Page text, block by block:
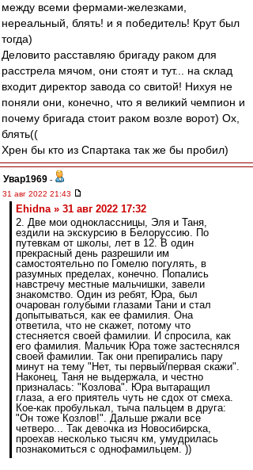
между всеми фермами-железками,
нереальный, блять! и я победитель! Крут был
тогда)
Деловито расставляю бригаду раком для
расстрела мячом, они стоят и тут... на склад
входит директор завода со свитой! Нихуя не
поняли они, конечно, что я великий чемпион и
почему бригада стоит раком возле ворот) Ох,
блять((
Хрен бы кто из Спартака так же бы пробил)
Увар1969 -
31 авг 2022 21:43
Ehidna » 31 авг 2022 17:32
2. Две мои одноклассницы, Эля и Таня,
ездили на экскурсию в Белоруссию. По
путевкам от школы, лет в 12. В один
прекрасный день разрешили им
самостоятельно по Гомелю погулять, в
разумных пределах, конечно. Попались
навстречу местные мальчишки, завели
знакомство. Один из ребят, Юра, был
очарован голубыми глазами Тани и стал
допытываться, как ее фамилия. Она
ответила, что не скажет, потому что
стесняется своей фамилии. И спросила, как
его фамилия. Мальчик Юра тоже застеснялся
своей фамилии. Так они препирались пару
минут на тему "Нет, ты первый/первая скажи".
Наконец, Таня не выдержала, и честно
призналась: "Козлова". Юра вытаращил
глаза, а его приятель чуть не сдох от смеха.
Кое-как пробулькал, тыча пальцем в друга:
"Он тоже Козлов!". Дальше ржали все
четверо... Так девочка из Новосибирска,
проехав несколько тысяч км, умудрилась
познакомиться с однофамильцем. ))